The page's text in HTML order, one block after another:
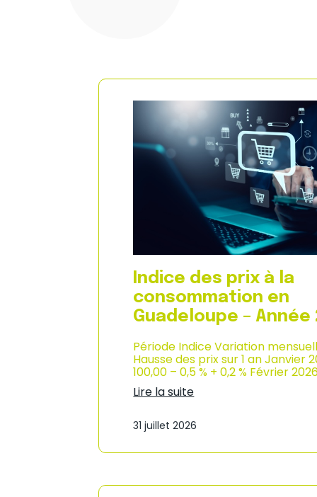
Indice des prix à la
consommation en
Guadeloupe – Année
Période Indice Variation
Hausse des prix sur 1 an Janvier
100,00 – 0,5 % + 0,2 % Février
Lire la suite
n
i
31 juillet 2026